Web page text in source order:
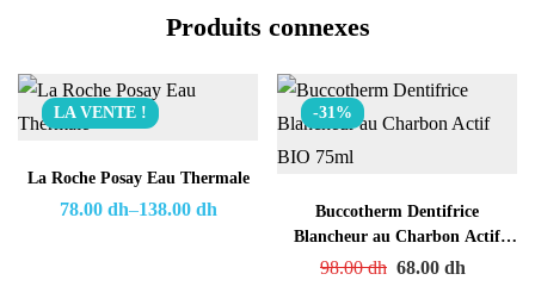
Produits connexes
LA VENTE !
La Roche Posay Eau Thermale
78.00 dh–138.00 dh
-31%
Buccotherm Dentifrice
Blancheur au Charbon Actif
BIO 75ml
98.00dh 68.00 dh